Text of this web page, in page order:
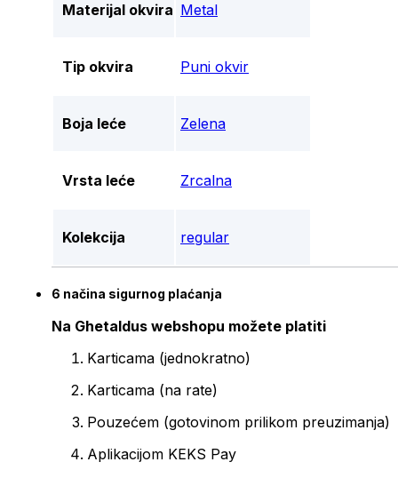
Materijal okvira Metal
Tip okvira Puni okvir
Boja leće Zelena
Vrsta leće Zrcalna
Kolekcija regular
6 načina sigurnog plaćanja
Na Ghetaldus webshopu možete platiti
Karticama (jednokratno)
Karticama (na rate)
Pouzećem (gotovinom prilikom preuzimanja)
Aplikacijom KEKS Pay